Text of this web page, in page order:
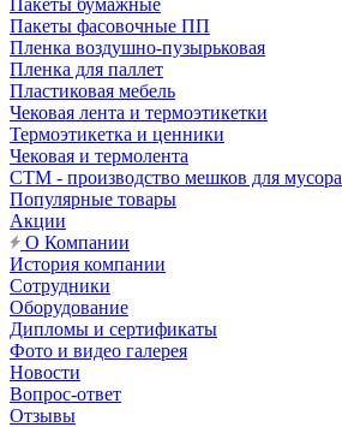
Пакеты бумажные
Пакеты фасовочные ПП
Пленка воздушно-пузырьковая
Пленка для паллет
Пластиковая мебель
Чековая лента и термоэтикетки
Термоэтикетка и ценники
Чековая и термолента
СТМ - производство мешков для мусора
Популярные товары
Акции
О Компании
История компании
Сотрудники
Оборудование
Дипломы и сертификаты
Фото и видео галерея
Новости
Вопрос-ответ
Отзывы